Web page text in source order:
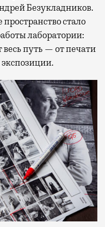
Безукладников.
стало
лаборатории:
путь — от печати